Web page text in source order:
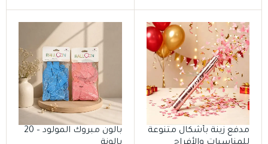
مدفع زينة بأشكال متنوعة
بالون مبروك المولود – 20